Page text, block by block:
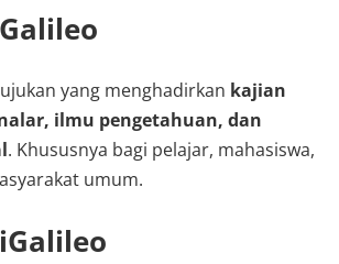
yang menghadirkan kajian
ilmu pengetahuan, dan
. Khususnya bagi pelajar, mahasiswa,
umum.